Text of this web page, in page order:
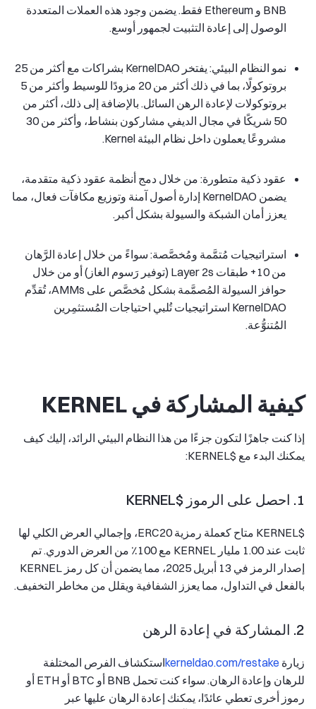
BNB و Ethereum فقط. يضمن وجود هذه العملات المتعددة
الوصول إلى إعادة التثبيت لجمهور أوسع.
نمو النظام البيئي: يفتخر KernelDAO بشراكات مع أكثر من 25
بروتوكولًا، بما في ذلك أكثر من 20 مزودًا للوسيط وأكثر من 5
بروتوكولات لإعادة الرهن السائل. بالإضافة إلى ذلك، أكثر من
50 شريكًا في مجال الديفي مشاركون بنشاط، وأكثر من 30
مشروعًا يعملون داخل نظام البيئة Kernel.
عقود ذكية متطورة: من خلال دمج أنظمة عقود ذكية متقدمة،
يضمن KernelDAO إدارة أصول آمنة وتوزيع مكافآت فعال، مما
يعزز أمان الشبكة والسيولة بشكل أكبر.
استراتيجيات مُتمَّمة ومُخصَّصة: سواءً من خلال إعادة الرَّهان
من 10+ طبقات Layer 2s (توفير رَسوم الغاز) أو من خلال
حوافز السيولة المُصمَّمة بشكل مُخصَّص على AMMs، تُقدِّم
KernelDAO استراتيجيات تُلبي احتياجات المُستثمِرين
المُتنوُّعة.
كيفية المشاركة في KERNEL
إذا كنت جاهزًا لتكون جزءًا من هذا النظام البيئي الرائد، إليك كيف
يمكنك البدء مع $KERNEL:
1. احصل على الرموز $KERNEL
$KERNEL متاح كعملة رمزية ERC20، وإجمالي العرض الكلي لها
ثابت عند 1.00 مليار KERNEL مع 100٪ من العرض الدوري. تم
إصدار الرمز في 13 أبريل 2025، مما يضمن أن كل رمز KERNEL
بالفعل في التداول، مما يعزز الشفافية ويقلل من مخاطر التخفيف.
2. المشاركة في إعادة الرهن
زيارة kerneldao.com/restakeاستكشاف الفرص المختلفة
للرهان وإعادة الرهان. سواء كنت تحمل BNB أو BTC أو ETH أو
رموز أخرى تعطي عائدًا، يمكنك إعادة الرهان عليها عبر